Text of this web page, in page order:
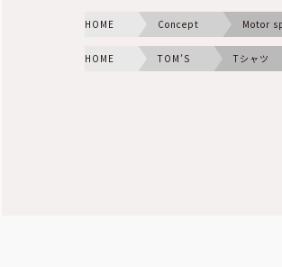
HOME Concept Motor
HOME TOM’S Tシャツ